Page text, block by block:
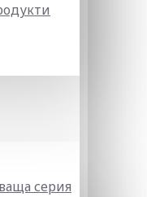
серия